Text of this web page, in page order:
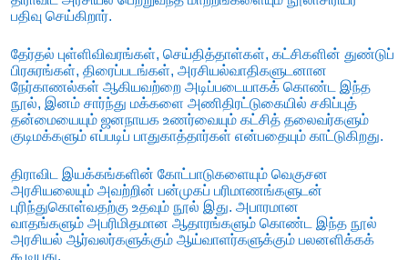
பதிவு செய்கிறார்.
தேர்தல் புள்ளிவிவரங்கள், செய்தித்தாள்கள், கட்சிகளின் துண்டுப்
பிரசுரங்கள், திரைப்படங்கள், அரசியல்வாதிகளுடனான
நேர்காணல்கள் ஆகியவற்றை அடிப்படையாகக் கொண்ட இந்த
நூல், இனம் சார்ந்து மக்களை அணிதிரட்டுகையில் சகிப்புத்
தன்மையையும் ஜனநாயக உணர்வையும் கட்சித் தலைவர்களும்
குடிமக்களும் எப்படிப் பாதுகாத்தார்கள் என்பதையும் காட்டுகிறது.
திராவிட இயக்கங்களின் கோட்பாடுகளையும் வெகுசன
அரசியலையும் அவற்றின் பன்முகப் பரிமாணங்களுடன்
புரிந்துகொள்வதற்கு உதவும் நூல் இது. அபாரமான
வாதங்களும் அபரிமிதமான ஆதாரங்களும் கொண்ட இந்த நூல்
அரசியல் ஆர்வலர்களுக்கும் ஆய்வாளர்களுக்கும் பலனளிக்கக்
கூடியது.